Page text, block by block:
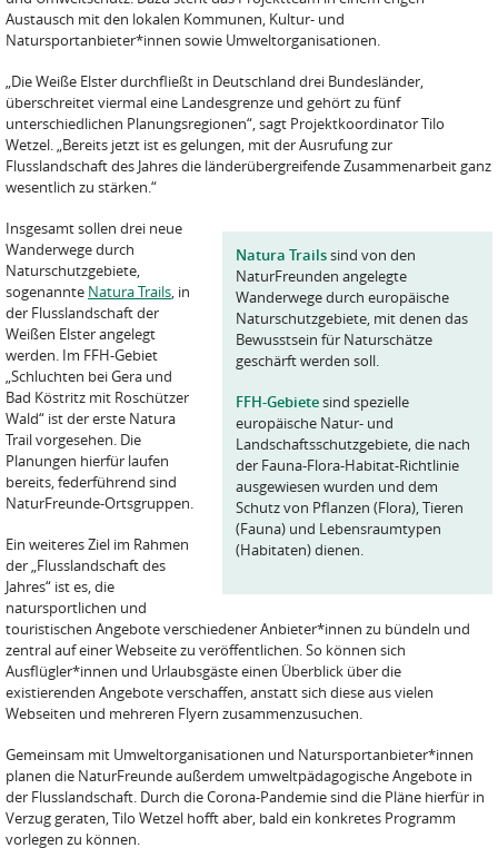
Austausch mit den lokalen Kommunen, Kultur- und
Natursportanbieter*innen sowie Umweltorganisationen.
„Die Weiße Elster durchfließt in Deutschland drei Bundesländer,
überschreitet viermal eine Landesgrenze und gehört zu fünf
unterschiedlichen Planungsregionen“, sagt Projektkoordinator Tilo
Wetzel. „Bereits jetzt ist es gelungen, mit der Ausrufung zur
Flusslandschaft des Jahres die länderübergreifende Zusammenarbeit ganz
wesentlich zu stärken.“
Natura Trailssind von den
NaturFreunden angelegte
Wanderwege durch europäische
Naturschutzgebiete, mit denen das
Bewusstsein für Naturschätze
geschärft werden soll.
FFH-Gebietesind spezielle
europäische Natur- und
Landschaftsschutzgebiete, die nach
der Fauna-Flora-Habitat-Richtlinie
ausgewiesen wurden und dem
Schutz von Pflanzen (Flora), Tieren
(Fauna) und Lebensraumtypen
(Habitaten) dienen.
Insgesamt sollen drei neue
Wanderwege durch
Naturschutzgebiete,
sogenannte Natura Trails, in
der Flusslandschaft der
Weißen Elster angelegt
werden. Im FFH-Gebiet
„Schluchten bei Gera und
Bad Köstritz mit Roschützer
Wald“ ist der erste Natura
Trail vorgesehen. Die
Planungen hierfür laufen
bereits, federführend sind
NaturFreunde-Ortsgruppen.
Ein weiteres Ziel im Rahmen
der „Flusslandschaft des
Jahres“ ist es, die
natursportlichen und
touristischen Angebote verschiedener Anbieter*innen zu bündeln und
zentral auf einer Webseite zu veröffentlichen. So können sich
Ausflügler*innen und Urlaubsgäste einen Überblick über die
existierenden Angebote verschaffen, anstatt sich diese aus vielen
Webseiten und mehreren Flyern zusammenzusuchen.
Gemeinsam mit Umweltorganisationen und Natursportanbieter*innen
planen die NaturFreunde außerdem umweltpädagogische Angebote in
der Flusslandschaft. Durch die Corona-Pandemie sind die Pläne hierfür in
Verzug geraten, Tilo Wetzel hofft aber, bald ein konkretes Programm
vorlegen zu können.